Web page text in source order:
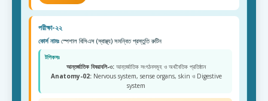
পরীক্ষা-২২
কোর্স নামঃ স্পেশাল বিসিএস (স্বাস্থ্য) সমন্বিত প্রস্তুতি রুটিন
টপিকসঃ
আন্তর্জাতিক বিষয়াবলি-৩: আন্তর্জাতিক সংগঠনসমূহ ও অর্থনৈতিক প্রতিষ্ঠান
Anatomy-02:Nervous system, sense organs, skin ও Digestive
system